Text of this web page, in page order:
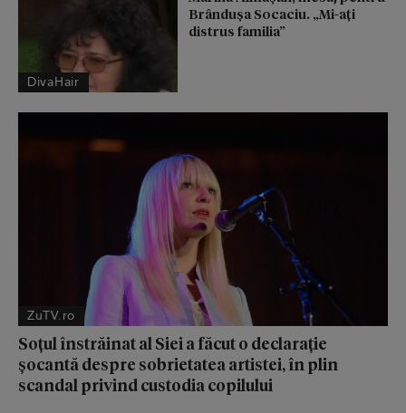
DivaHair
Brândușa Socaciu. „Mi-ați
distrus familia”
ZuTV.ro
Soțul înstrăinat al Siei a făcut o declarație
șocantă despre sobrietatea artistei, în plin
scandal privind custodia copilului